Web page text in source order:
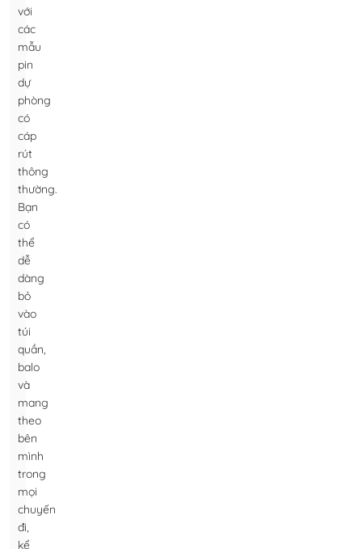
với
các
mẫu
pin
dự
phòng
có
cáp
rút
thông
thường.
Bạn
có
thể
dễ
dàng
bỏ
vào
túi
quần,
balo
và
mang
theo
bên
mình
trong
mọi
chuyến
đi,
kể